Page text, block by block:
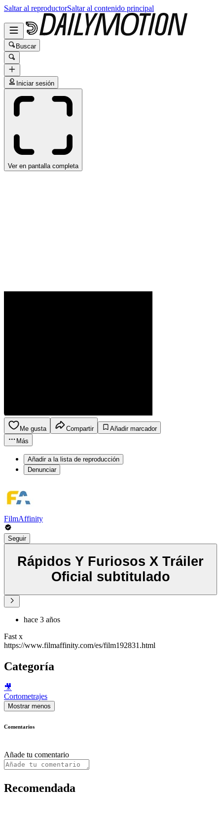
Saltar al reproductorSaltar al contenido principal
Buscar
Iniciar sesión
Ver en pantalla completa
Me gusta Compartir
Añadir marcador
Más
Añadir a la lista de reproducción
Denunciar
FilmAffinity
Seguir
Rápidos Y Furiosos X Tráiler
Oficial subtitulado
hace 3 años
Fast x
https://www.filmaffinity.com/es/film192831.html
Categoría
🎥
Cortometrajes
Mostrar menos
Comentarios
Añade tu comentario
Recomendada